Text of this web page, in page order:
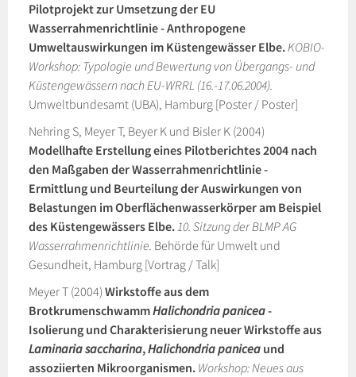
Pilotprojekt zur Umsetzung der EU
Wasserrahmenrichtlinie - Anthropogene
Umweltauswirkungen im Küstengewässer Elbe.KOBIO-
Workshop: Typologie und Bewertung von Übergangs- und
Küstengewässern nach EU-WRRL (16.-17.06.2004).
Umweltbundesamt (UBA), Hamburg [Poster / Poster]
Nehring S, Meyer T, Beyer K und Bisler K (2004)
Modellhafte Erstellung eines Pilotberichtes 2004 nach
den Maßgaben der Wasserrahmenrichtlinie -
Ermittlung und Beurteilung der Auswirkungen von
Belastungen im Oberflächenwasserkörper am Beispiel
des Küstengewässers Elbe.10. Sitzung der BLMP AG
Wasserrahmenrichtlinie. Behörde für Umwelt und
Gesundheit, Hamburg [Vortrag / Talk]
Meyer T (2004) Wirkstoffe aus dem
BrotkrumenschwammHalichondria panicea-
Isolierung und Charakterisierung neuer Wirkstoffe aus
Laminaria saccharina,Halichondria paniceaund
assoziierten Mikroorganismen. Workshop: Neues aus